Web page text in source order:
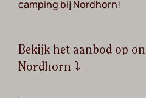
camping bij Nordhorn!
Bekijk het aanbod op
Nordhorn ⤵